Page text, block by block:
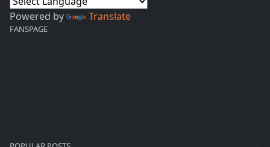
Powered by Translate
FANSPAGE